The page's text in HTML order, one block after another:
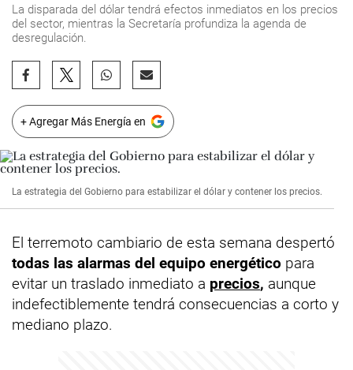
La disparada del dólar tendrá efectos inmediatos en los precios
del sector, mientras la Secretaría profundiza la agenda de
desregulación.
+ Agregar Más Energía en
La estrategia del Gobierno para estabilizar el dólar y contener los precios.
El terremoto cambiario de esta semana despertó
todas las alarmas del equipo energético para
evitar un traslado inmediato a precios, aunque
indefectiblemente tendrá consecuencias a corto y
mediano plazo.